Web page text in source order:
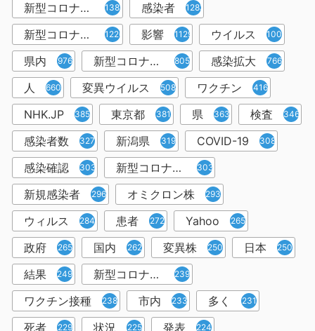
新型コロナウィルス 1382 感染者 1283
新型コロナウイルス感染症 1226 影響 1129 ウイルス 1001
県内 976 新型コロナウイルス感染 805 感染拡大 766
人 660 変異ウイルス 508 ワクチン 416
NHK.JP 385 東京都 381 県 363 検査 346
感染者数 327 新潟県 319 COVID-19 308
感染確認 303 新型コロナウィルス感染症 303
新規感染者 296 オミクロン株 293
ウィルス 284 患者 272 Yahoo 265
政府 265 国内 262 変異株 250 日本 250
結果 249 新型コロナウイルスワクチン 239
ワクチン接種 238 市内 233 多く 231
死者 229 状況 225 発表 224